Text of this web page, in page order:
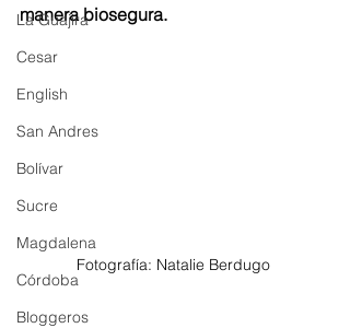
La Guajira
Cesar
English
San Andres
Bolívar
Sucre
Magdalena
Córdoba
Bloggeros
manera biosegura.
Fotografía: Natalie Berdugo